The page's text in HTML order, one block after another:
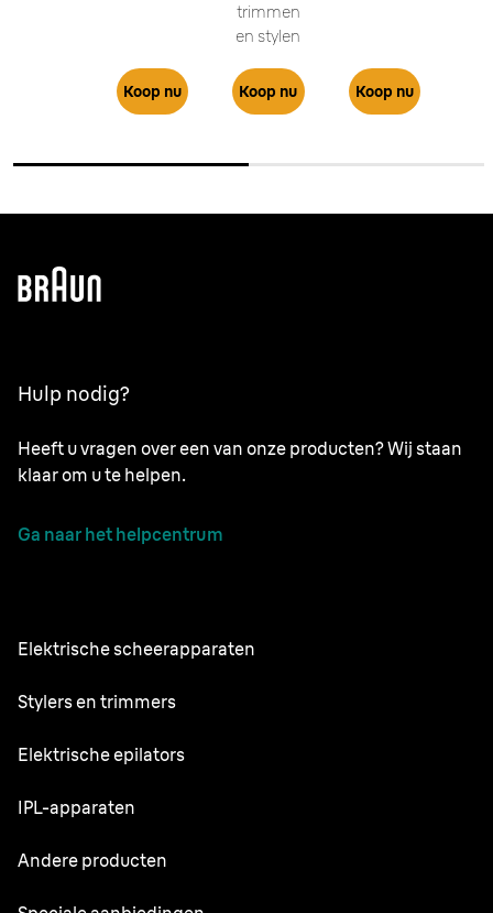
Koop nu
trimmen
en stylen
Koop nu Koop nu
Hulp nodig?
Heeft u vragen over een van onze producten? Wij staan
klaar om u te helpen.
Ga naar het helpcentrum
Elektrische scheerapparaten
Series 9 Pro
Series 3
Stylers en trimmers
Professionele baardtrimmer
Series X
Elektrische epilators
Silk·épil SkinSpa
IPL-apparaten
Skin i·expert
Andere producten
Face Spa Pro